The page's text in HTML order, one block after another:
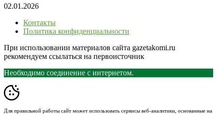
02.01.2026
Контакты
Политика конфиденциальности
При использовании материалов сайта gazetakomi.ru
рекомендуем ссылаться на первоисточник
Необходимо соединение с интернетом.
Для правильной работы сайт может использовать сервисы веб-аналитики, основанные на